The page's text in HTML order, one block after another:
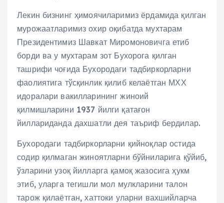
Лекин бизнинг ҳимоячиларимиз ёрдамида қилган
мурожаатларимиз охир оқибатда мухтарам
Президентимиз Шавкат Миромоновичга етиб
борди ва у мухтарам зот Бухорога қилган
ташрифи чоғида Бухородаги тадбиркорларни
фаолиятига тўсқинлик қилиб келаётган МХХ
идоралари вакилларининг жиноий
қилмишларини 1937 йилги қатағон
йиллариданда дахшатли дея таъриф бердилар.
Бухородаги тадбиркорларни қийноқлар остида
содир қилмаган жиноятларни бўйниларига қўйиб,
ўзларини узоқ йилларга қамоқ жазосига ҳукм
этиб, уларга тегишли мол мулкларини талон
тарож қилаётган, хаттоки уларни вахшийларча